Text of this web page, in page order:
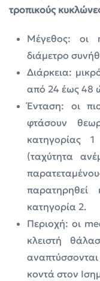
τροπικούς
Μέγεθος: oι
διάμετρο
Διάρκεια:
από 24 έως 48
Ένταση: οι
φτάσουν
κατηγορίας
(ταχύτητα
κατηγορία 2.
Περιοχή: οι
κλειστή
κοντά στον